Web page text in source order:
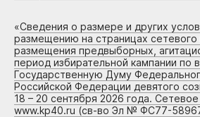
«Сведения о размере и других
размещению на страницах сетевого
размещения предвыборных,
период избирательной кампании по
Государственную Думу
Российской Федерации девятого
18 – 20 сентября 2026 года.
www.kp40.ru (св-во Эл № ФС77-58967